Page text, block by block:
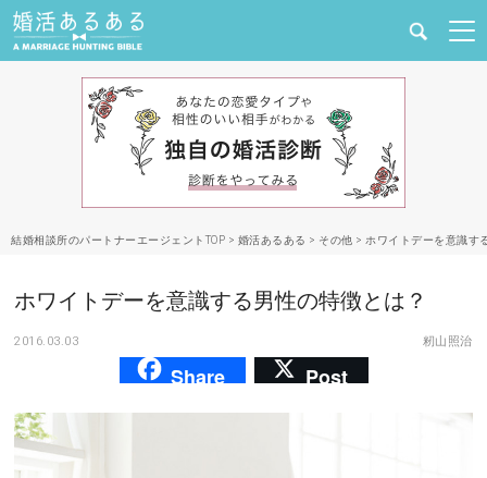
婚活と結婚
合コン・街コン
マッチングアプリ
結婚相談所
結婚相談所のパートナーエージェントTOP > 婚活あるある > その他 > ホワイトデーを意識す
ホワイトデーを意識する男性の特徴とは？
2016.03.03 籾山照治
Share Post